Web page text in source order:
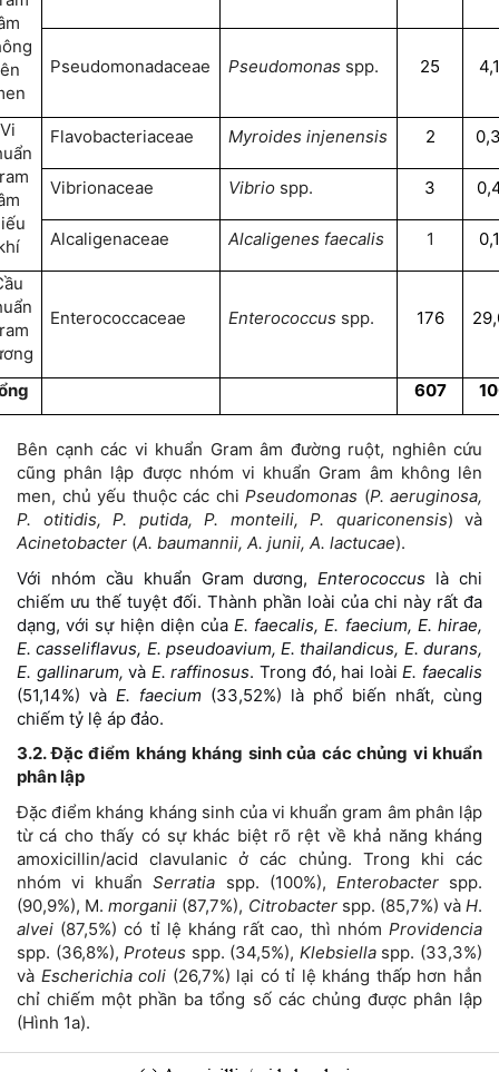
Pseudomonadaceae Pseudomonas spp. 25
Vi
Flavobacteriaceae Myroides injenensis 2
Vibrionaceae Vibrio spp. 3
Alcaligenaceae Alcaligenes faecalis 1
Enterococcaceae Enterococcus spp. 176
607
Bên cạnh các vi khuẩn Gram âm đường ruột, nghiên cứu
cũng phân lập được nhóm vi khuẩn Gram âm không lên
men, chủ yếu thuộc các chi Pseudomonas (P. aeruginosa,
P. otitidis, P. putida, P. monteili, P. quariconensis) và
Acinetobacter (A. baumannii, A. junii, A. lactucae).
Với nhóm cầu khuẩn Gram dương,Enterococcus là chi
chiếm ưu thế tuyệt đối. Thành phần loài của chi này rất đa
dạng, với sự hiện diện củaE. faecalis, E. faecium, E. hirae,
E. casseliflavus, E. pseudoavium, E. thailandicus, E. durans,
E. gallinarum, và E. raffinosus. Trong đó, hai loàiE. faecalis
(51,14%) và E. faecium (33,52%) là phổ biến nhất, cùng
chiếm tỷ lệ áp đảo.
3.2. Đặc điểm kháng kháng sinh của các chủng vi khuẩn
phân lập
Đặc điểm kháng kháng sinh của vi khuẩn gram âm phân lập
từ cá cho thấy có sự khác biệt rõ rệt về khả năng kháng
amoxicillin/acid clavulanic ở các chủng. Trong khi các
nhóm vi khuẩnSerratia spp. (100%), Enterobacterspp.
(90,9%), M.morganii (87,7%), Citrobacterspp. (85,7%) và H.
alvei (87,5%) có tỉ lệ kháng rất cao, thì nhóm Providencia
spp. (36,8%),Proteus spp. (34,5%), Klebsiellaspp. (33,3%)
và Escherichia coli (26,7%) lại có tỉ lệ kháng thấp hơn hẳn
chỉ chiếm một phần ba tổng số các chủng được phân lập
(Hình 1a).